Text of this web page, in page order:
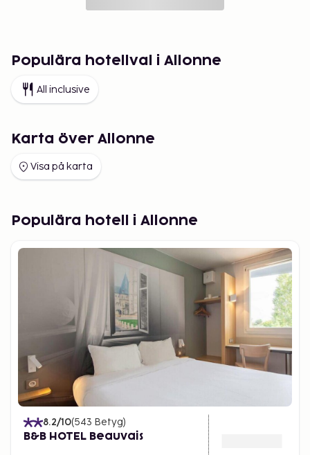
Populära hotellval i Allonne
All inclusive
Karta över Allonne
Visa på karta
Populära hotell i Allonne
8.2/10(543 Betyg)
B&B HOTEL Beauvais